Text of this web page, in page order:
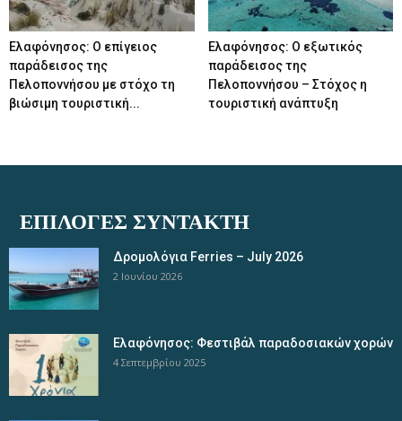
Ελαφόνησος: Ο επίγειος
παράδεισος της
Πελοποννήσου με στόχο τη
βιώσιμη τουριστική...
Ελαφόνησος: Ο εξωτικός
παράδεισος της
Πελοποννήσου – Στόχος η
τουριστική ανάπτυξη
ΕΠΙΛΟΓΈΣ ΣΥΝΤΆΚΤΗ
Δρομολόγια Ferries – July 2026
2 Ιουνίου 2026
Ελαφόνησος: Φεστιβάλ παραδοσιακών χορών
4 Σεπτεμβρίου 2025